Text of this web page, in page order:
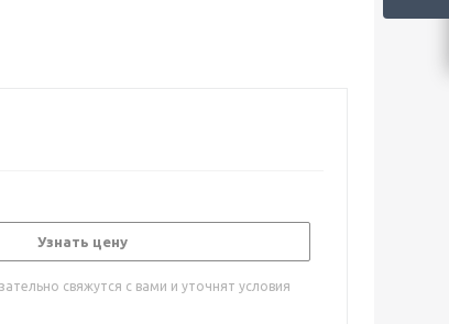
Узнать цену
свяжутся с вами и уточнят условия